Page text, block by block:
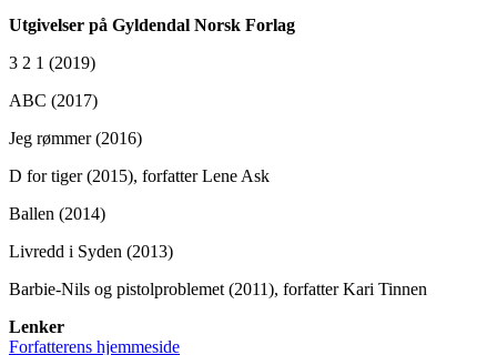
Utgivelser på Gyldendal Norsk Forlag
3 2 1 (2019)
ABC (2017)
Jeg rømmer (2016)
D for tiger (2015), forfatter Lene Ask
Ballen (2014)
Livredd i Syden (2013)
Barbie-Nils og pistolproblemet (2011), forfatter Kari Tinnen
Lenker
Forfatterens hjemmeside